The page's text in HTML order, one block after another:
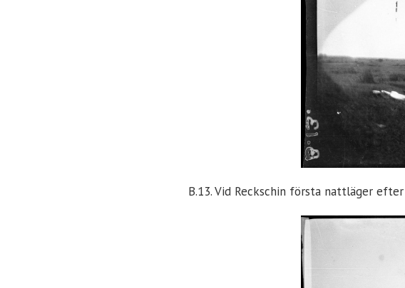
B.13. Vid Reckschin första nattläger